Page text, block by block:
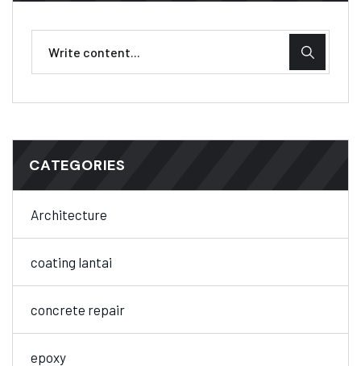
CATEGORIES
Architecture
coating lantai
concrete repair
epoxy